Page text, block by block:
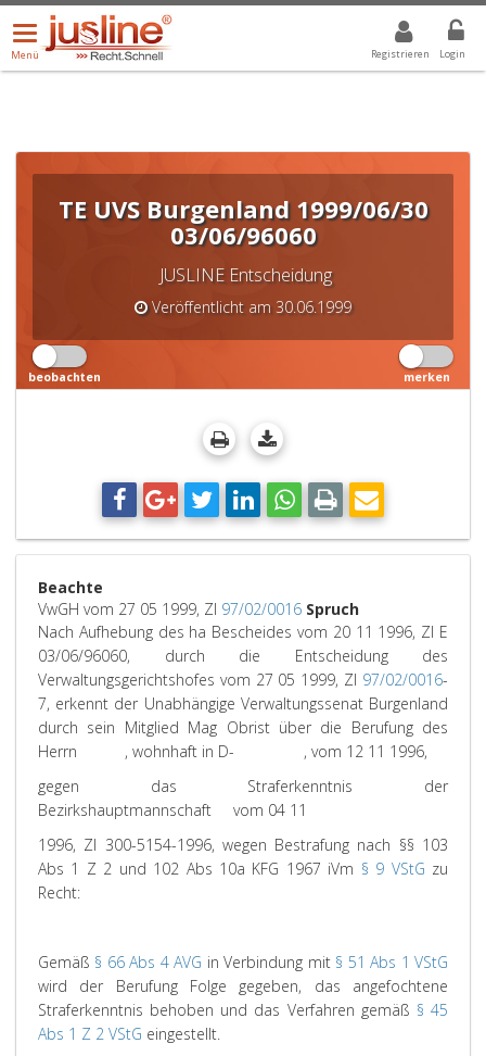
Registrieren Login
Menü
öffnen/schließen
Menü
ALLE DROPDOWN: GEWÄHLTER WERT IST ALLE
TE UVS Burgenland 1999/06/30
03/06/96060
JUSLINE Entscheidung
Veröffentlicht am 30.06.1999
beobachten merken
Beachte
VwGH vom 27 05 1999, Zl 97/02/0016 Spruch
Nach Aufhebung des ha Bescheides vom 20 11 1996, Zl E
03/06/96060, durch die Entscheidung des
Verwaltungsgerichtshofes vom 27 05 1999, Zl 97/02/0016-
7, erkennt der Unabhängige Verwaltungssenat Burgenland
durch sein Mitglied Mag Obrist über die Berufung des
Herrn , wohnhaft in D- , vom 12 11 1996,
gegen das Straferkenntnis der
Bezirkshauptmannschaft vom 04 11
1996, Zl 300-5154-1996, wegen Bestrafung nach §§ 103
Abs 1 Z 2 und 102 Abs 10a KFG 1967 iVm § 9 VStG zu
Recht:
Gemäß § 66 Abs 4 AVG in Verbindung mit § 51 Abs 1 VStG
wird der Berufung Folge gegeben, das angefochtene
Straferkenntnis behoben und das Verfahren gemäß § 45
Abs 1 Z 2 VStG eingestellt.